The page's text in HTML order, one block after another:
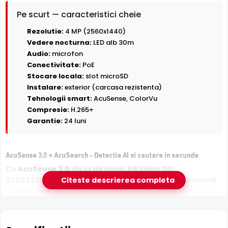
Pe scurt — caracteristici cheie
Rezolutie: 4 MP (2560x1440)
Vedere nocturna: LED alb 30m
Audio: microfon
Conectivitate: PoE
Stocare locala: slot microSD
Instalare:exterior (carcasa rezistenta)
Tehnologii smart:AcuSense, ColorVu
Compresie: H.265+
Garantie: 24 luni
AcuSense 3.0 + AcuSearch - Detectie AI si cautare in secunde
Cu AcuSense 3.0de la Hikvision, HikVision DS-
2CD2347G3-LI2UY-2.8mm clasifica si mai precis oamenii
si vehiculele — alarme false reduse la minim, chiar si pe
masini in inregistrari, direct din aplicatie.
Citeste descrierea completa